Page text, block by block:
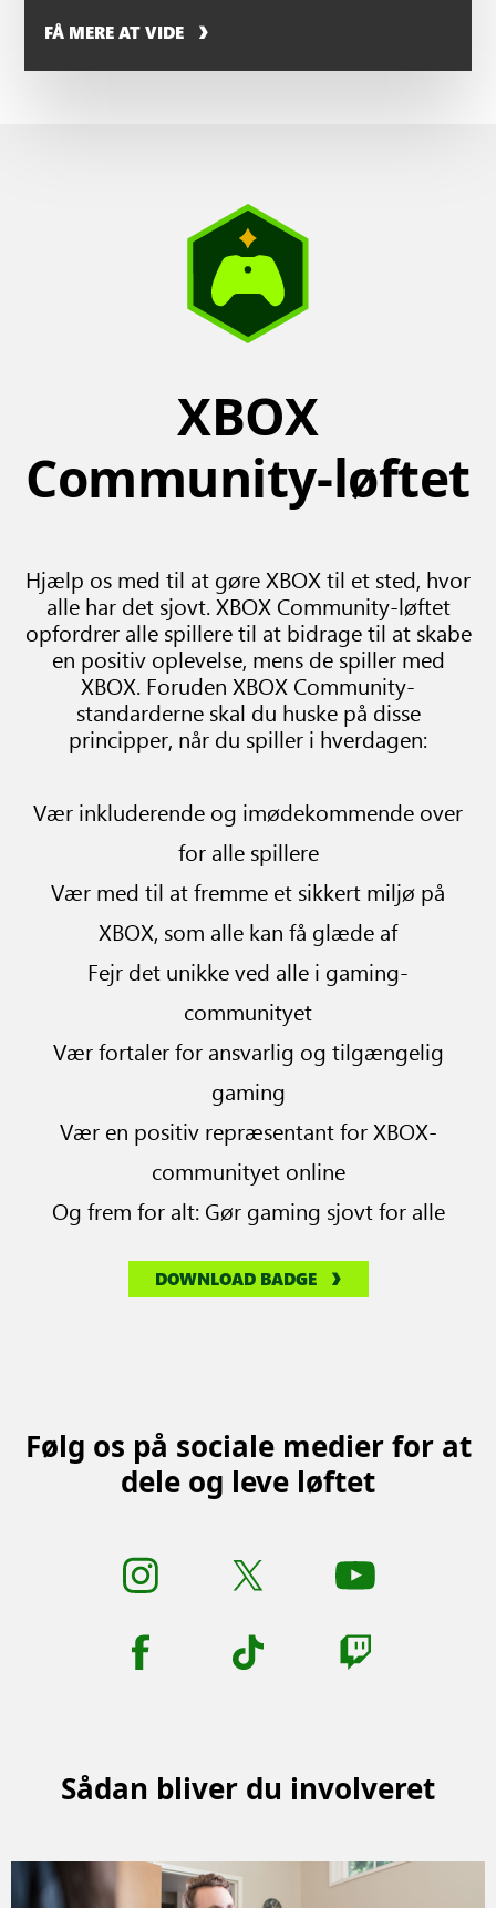
FÅ MERE AT VIDE
XBOX
Community-løftet
Hjælp os med til at gøre XBOX til et sted, hvor
alle har det sjovt. XBOX Community-løftet
opfordrer alle spillere til at bidrage til at skabe
en positiv oplevelse, mens de spiller med
XBOX. Foruden XBOX Community-
standarderne skal du huske på disse
principper, når du spiller i hverdagen:
Vær inkluderende og imødekommende over
for alle spillere
Vær med til at fremme et sikkert miljø på
XBOX, som alle kan få glæde af
Fejr det unikke ved alle i gaming-
communityet
Vær fortaler for ansvarlig og tilgængelig
gaming
Vær en positiv repræsentant for XBOX-
communityet online
Og frem for alt: Gør gaming sjovt for alle
DOWNLOAD BADGE
Følg os på sociale medier for at
dele og leve løftet
Sådan bliver du involveret